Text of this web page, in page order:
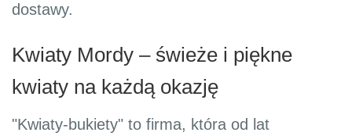
dostawy.
Kwiaty Mordy – świeże i piękne
kwiaty na każdą okazję
"Kwiaty-bukiety" to firma, która od lat